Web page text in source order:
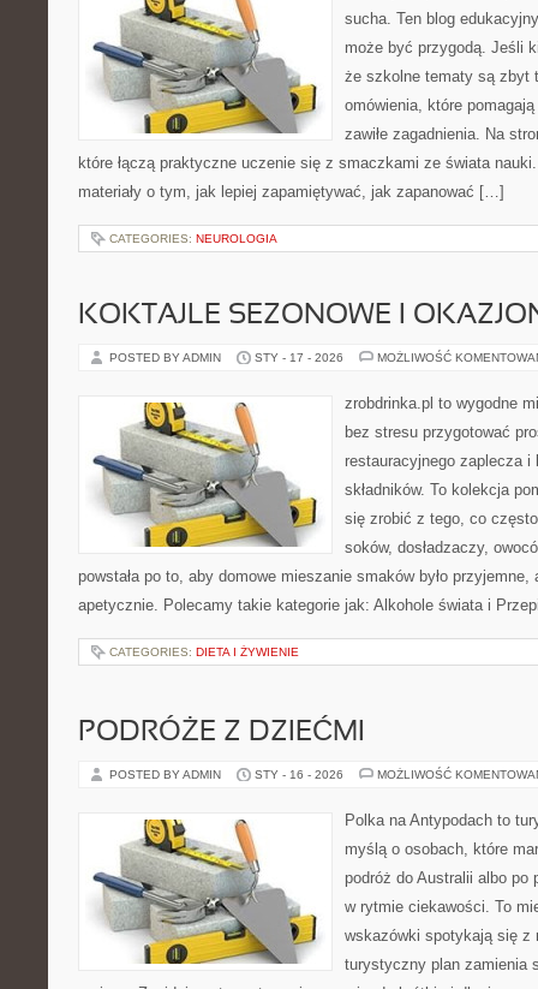
sucha. Ten blog
może być przygodą. Jeśli
że szkolne tematy są zbyt
omówienia, które
zawiłe zagadnienia. Na
które łączą praktyczne uczenie się z smaczkami ze świata
materiały o tym, jak lepiej zapamiętywać, jak zapanować […]
CATEGORIES: NEUROLOGIA
KOKTAJLE SEZONOWE I
POSTED BY ADMIN STY - 17 - 2026 MOŻLIWOŚĆ
zrobdrinka.pl to wygodne
bez stresu przygotować
restauracyjnego zaplecza
składników. To kolekcja
się zrobić z tego, co
soków, dosładzaczy,
powstała po to, aby domowe mieszanie smaków było przyjemne,
apetycznie. Polecamy takie kategorie jak: Alkohole świata i
CATEGORIES: DIETA I ŻYWIENIE
PODRÓŻE Z DZIEĆMI
POSTED BY ADMIN STY - 16 - 2026 MOŻLIWOŚĆ
Polka na Antypodach to
myślą o osobach, które
podróż do Australii albo po
w rytmie ciekawości. To
wskazówki spotykają się z
turystyczny plan zamienia